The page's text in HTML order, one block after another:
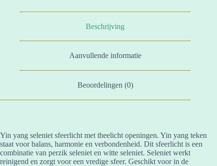
Beschrijving
Aanvullende informatie
Beoordelingen (0)
Yin yang seleniet sfeerlicht met theelicht openingen. Yin yang teken
staat voor balans, harmonie en verbondenheid. Dit sfeerlicht is een
combinatie van perzik seleniet en witte seleniet. Seleniet werkt
reinigend en zorgt voor een vredige sfeer. Geschikt voor in de